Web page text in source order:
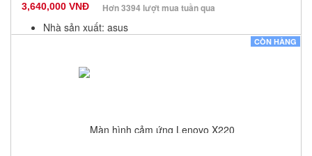
3,640,000 VNĐ Hơn 3394 lượt mua tuần qua
Nhà sản xuất: asus
Số lượng: 0
CÒN HÀNG